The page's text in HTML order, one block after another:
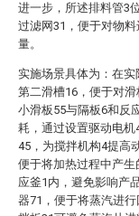
进一步，所述排料管3
过滤网31，便于对物
量。
实施场景具体为：在
第二滑槽16，便于对
小滑板55与隔板6和反
耗，通过设置驱动电
45，为搅拌机构4提高
便于将加热过程中产
应釜1内，避免影响产
器71，便于将蒸汽进